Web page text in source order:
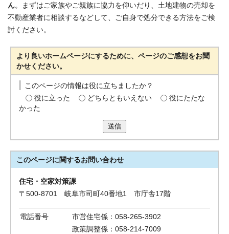
ん。まずはご家族やご親族に協力を仰いだり、土地建物の売却を
不動産業者に相談するなどして、ご自身で処分できる方法をご検
討ください。
より良いホームページにするために、ページのご感想をお聞
かせください。
このページの情報は役に立ちましたか？
役に立った
どちらともいえない
役にたたな
かった
送信
このページに関するお問い合わせ
住宅・空家対策課
〒500-8701 岐阜市司町40番地1 市庁舎17階
電話番号
市営住宅係：058-265-3902
政策調整係：058‐214-7009